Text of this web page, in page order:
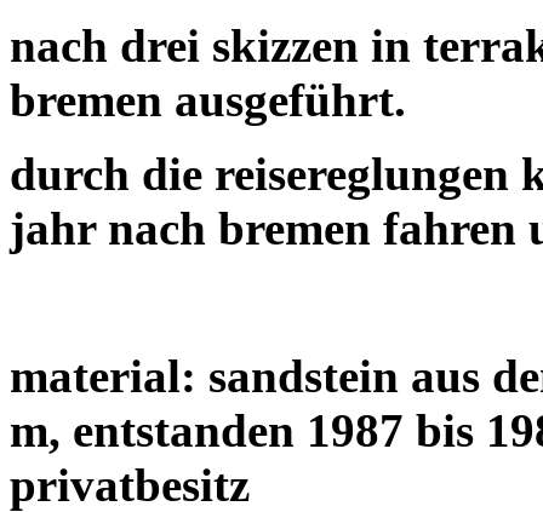
nach drei skizzen in
bremen ausgeführt.
durch die
jahr nach bremen fahren
material: sandstein aus
m, entstanden 1987 bis
privatbesitz